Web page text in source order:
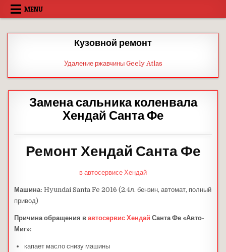
Skip
MENU
Кузовной ремонт
Удаление ржавчины Geely Atlas
Замена сальника коленвала
Хендай Санта Фе
Ремонт Хендай Санта Фе
в автосервисе Хендай
Машина:Hyundai Santa Fe 2016 (2.4л. бензин, автомат, полный
привод)
Причина обращения вавтосервис ХендайСанта Фе «Авто-
Миг»:
капает масло снизу машины